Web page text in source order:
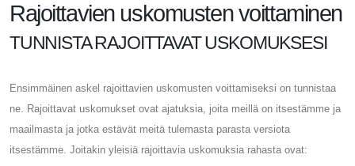
Rajoittavien uskomusten voittaminen
TUNNISTA RAJOITTAVAT USKOMUKSESI
Ensimmäinen askel rajoittavien uskomusten voittamiseksi on tunnistaa
ne. Rajoittavat uskomukset ovat ajatuksia, joita meillä on itsestämme ja
maailmasta ja jotka estävät meitä tulemasta parasta versiota
itsestämme. Joitakin yleisiä rajoittavia uskomuksia rahasta ovat: